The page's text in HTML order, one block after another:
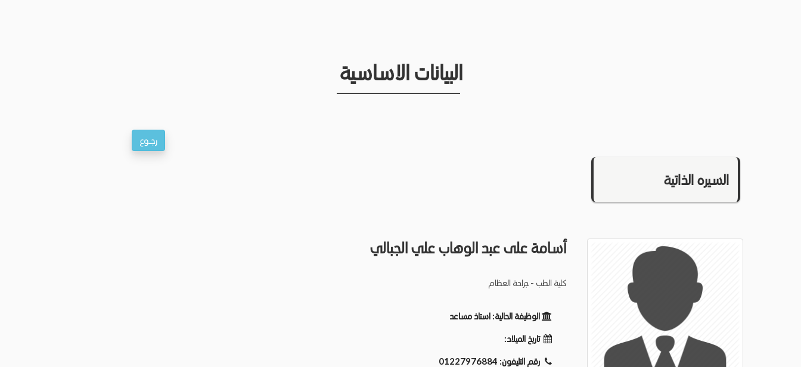
البيانات الاساسية
السيره الذاتية
أسامة على عبد الوهاب علي الجبالي
كلية الطب - جراحة العظام
الوظيفة الحالية:استاذ مساعد
تاريخ الميلاد:
رقم التليفون: 01227976884